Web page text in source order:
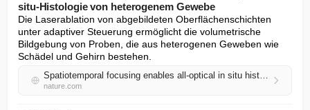
situ-Histologie von heterogenem Gewebe
Die Laserablation von abgebildeten Oberflächenschichten
unter adaptiver Steuerung ermöglicht die volumetrische
Bildgebung von Proben, die aus heterogenen Geweben wie
Schädel und Gehirn bestehen.
Spatiotemporal focusing enables all-optical in situ histology of heterogeneous tissue
nature.com